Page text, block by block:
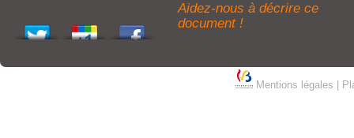
Aidez-nous à décrire ce
document !
Mentions légales